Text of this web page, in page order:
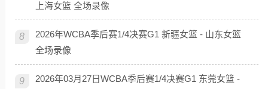
上海女篮 全场录像
8
2026年WCBA季后赛1/4决赛G1 新疆女篮 - 山东女篮
全场录像
9
2026年03月27日WCBA季后赛1/4决赛G1 东莞女篮 -